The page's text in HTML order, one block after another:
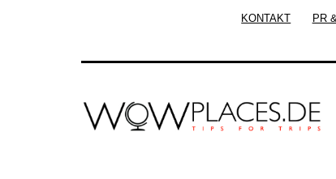
KONTAKT PR